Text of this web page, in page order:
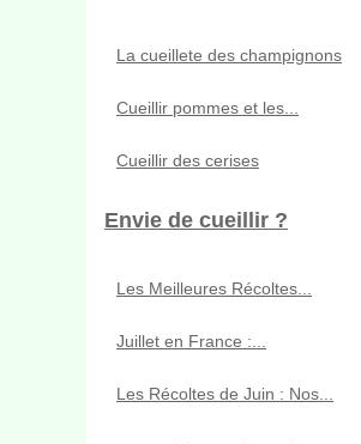
La cueillete des champignons
Cueillir pommes et les...
Cueillir des cerises
Envie de cueillir ?
Les Meilleures Récoltes...
Juillet en France :...
Les Récoltes de Juin : Nos...